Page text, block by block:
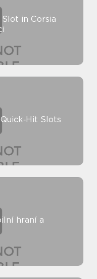
in Corsia
Slots
hraní a